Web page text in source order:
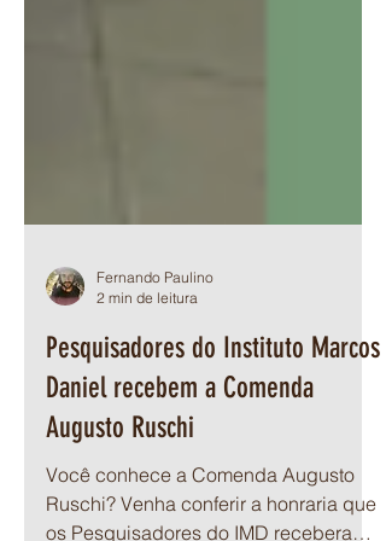
2 min de leitura
Pesquisadores do Instituto Marcos
Daniel recebem a Comenda
Augusto Ruschi
Você conhece a Comenda Augusto